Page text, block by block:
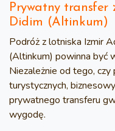
Prywatny transfer
Didim (Altinkum)
Podróż z lotniska Izmir
(Altinkum) powinna być
Niezależnie od tego,
turystycznych,
prywatnego transferu
wygodę.